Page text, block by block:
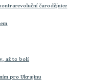
čarodějnice
až to bolí
pro Ukrajinu